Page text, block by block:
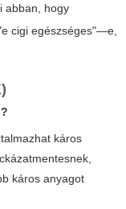
abban, hogy
cigi egészséges"—e,
káros
káros anyagot